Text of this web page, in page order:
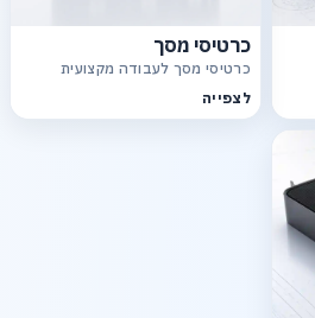
כרטיסי מסך
כרטיסי מסך לעבודה מקצועית
לצפייה